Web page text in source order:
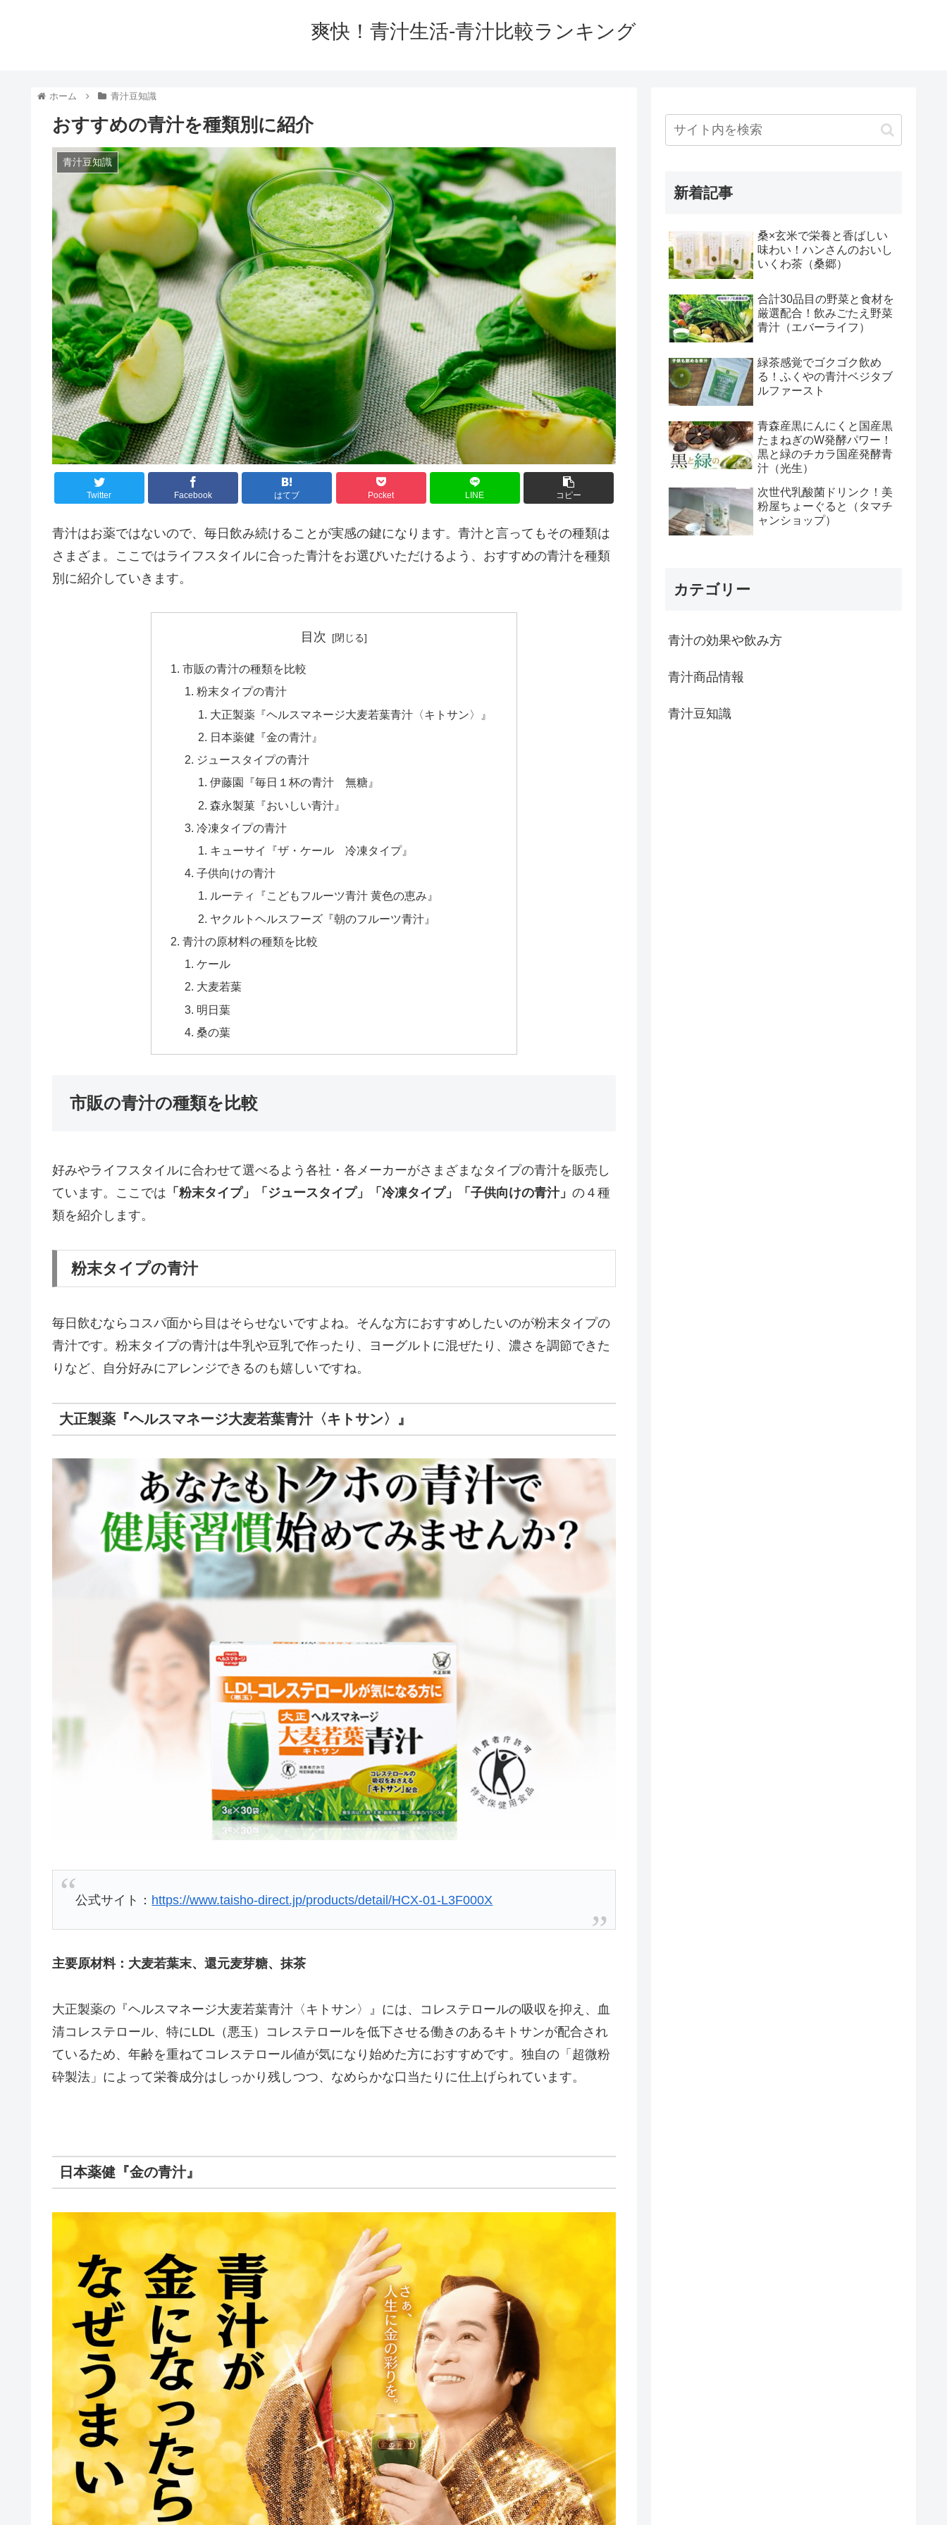
爽快！青汁生活-青汁比較ランキング
おすすめの青汁を種類別に紹介
青汁豆知識
Twitter Facebook はてブ Pocket LINE コピー
青汁はお薬ではないので、毎日飲み続けることが実感の鍵になります。青汁と言ってもその種類は
さまざま。ここではライフスタイルに合った青汁をお選びいただけるよう、おすすめの青汁を種類
別に紹介していきます。
目次
市販の青汁の種類を比較
粉末タイプの青汁
大正製薬『ヘルスマネージ大麦若葉青汁〈キトサン〉』
日本薬健『金の青汁』
ジュースタイプの青汁
伊藤園『毎日１杯の青汁 無糖』
森永製菓『おいしい青汁』
冷凍タイプの青汁
キューサイ『ザ・ケール 冷凍タイプ』
子供向けの青汁
ルーティ『こどもフルーツ青汁 黄色の恵み』
ヤクルトヘルスフーズ『朝のフルーツ青汁』
青汁の原材料の種類を比較
ケール
大麦若葉
明日葉
桑の葉
市販の青汁の種類を比較
好みやライフスタイルに合わせて選べるよう各社・各メーカーがさまざまなタイプの青汁を販売し
ています。ここでは 「粉末タイプ」「ジュースタイプ」「冷凍タイプ」「子供向けの青汁」 の４種
類を紹介します。
粉末タイプの青汁
毎日飲むならコスパ面から目はそらせないですよね。そんな方におすすめしたいのが粉末タイプの
青汁です。粉末タイプの青汁は牛乳や豆乳で作ったり、ヨーグルトに混ぜたり、濃さを調節できた
りなど、自分好みにアレンジできるのも嬉しいですね。
大正製薬『ヘルスマネージ大麦若葉青汁〈キトサン〉』
公式サイト： https://www.taisho-direct.jp/products/detail/HCX-01-L3F000X
主要原材料：大麦若葉末、還元麦芽糖、抹茶
大正製薬の『ヘルスマネージ大麦若葉青汁〈キトサン〉』には、コレステロールの吸収を抑え、血
清コレステロール、特にLDL（悪玉）コレステロールを低下させる働きのあるキトサンが配合され
ているため、年齢を重ねてコレステロール値が気になり始めた方におすすめです。独自の「超微粉
砕製法」によって栄養成分はしっかり残しつつ、なめらかな口当たりに仕上げられています。
日本薬健『金の青汁』
ホーム 青汁豆知識
新着記事
桑×玄米で栄養と香ばしい
味わい！ハンさんのおいし
いくわ茶（桑郷）
合計30品目の野菜と食材を
厳選配合！飲みごたえ野菜
青汁（エバーライフ）
緑茶感覚でゴクゴク飲め
る！ふくやの青汁ベジタブ
ルファースト
青森産黒にんにくと国産黒
たまねぎのW発酵パワー！
黒と緑のチカラ国産発酵青
汁（光生）
次世代乳酸菌ドリンク！美
粉屋ちょーぐると（タマチ
ャンショップ）
カテゴリー
青汁の効果や飲み方
青汁商品情報
青汁豆知識